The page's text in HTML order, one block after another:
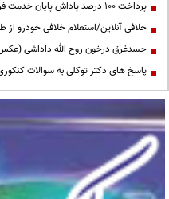
پرداخت ۱۰۰ درصد پاداش پایان خدمت فرهنگیان
خلافی آنلاین/استعلام خلافی خودرو از
جسدغرق درخون روح الله داداشی
پاسخ های دکتر توکلی به سوالات